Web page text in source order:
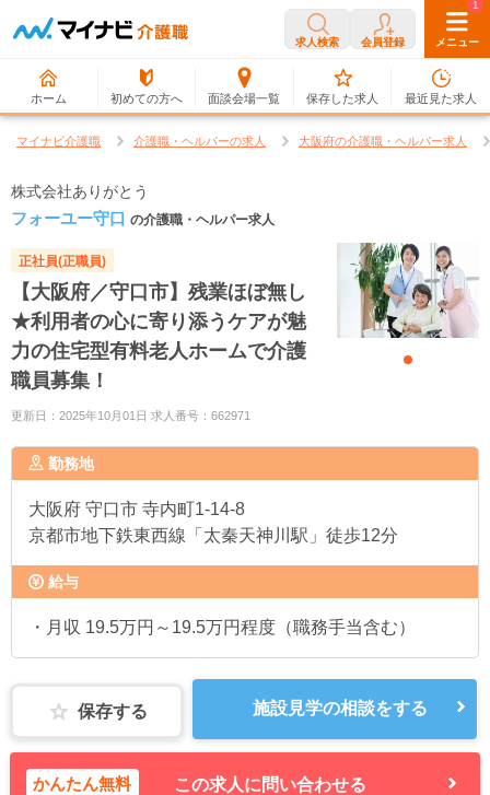
求人検索 会員登録 メニュー
ホーム 初めての方へ 面談会場一覧
0
保存した求人
1
最近見た求人
マイナビ介護職 介護職・ヘルパーの求人 大阪府の介護職・ヘルパー求人
株式会社ありがとう
フォーユー守口 の介護職・ヘルパー求人
正社員(正職員)
【大阪府／守口市】残業ほぼ無し
★利用者の心に寄り添うケアが魅
力の住宅型有料老人ホームで介護
職員募集！
更新日：2025年10月01日 求人番号：662971
勤務地
大阪府 守口市 寺内町1-14-8
京都市地下鉄東西線「太秦天神川駅」徒歩12分
給与
・月収 19.5万円～19.5万円程度（職務手当含む）
保存する 施設見学の相談をする
かんたん無料 この求人に問い合わせる